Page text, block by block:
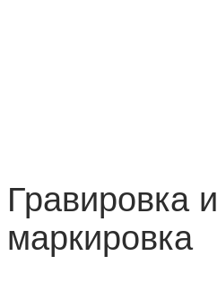
Гравировка и
маркировка